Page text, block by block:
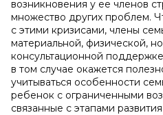
возникновения у ее членов
множество других проблем.
с этими кризисами, члены
материальной, физической,
консультационной
в том случае окажется
учитываться особенности
ребенок с ограниченными
связанные с этапами